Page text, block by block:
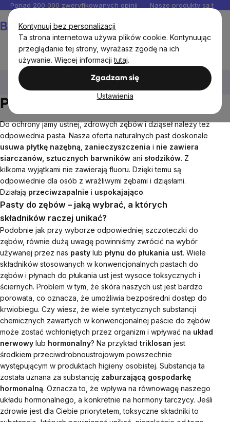
Kontynuuj bez personalizacji
Ta strona internetowa używa plików cookie. Kontynuując
przeglądanie tej strony, wyrażasz zgodę na ich
używanie. Więcej informacjitutaj.
Zgadzam się
Ustawienia
Przejść
do
treści
Ponad 200 000 zweryfikowanych opinii Nasze produkty są
Kosmetyki i drogeria
Kosmetyki pielęgnacyjne
Pielęgnacja zębów
Pasty do zębów
Do ochrony jamy ustnej, zdrowych zębów i dziąseł należy też
odpowiednia pasta. Nasza oferta naturalnych past doskonale
usuwa płytkę nazębną zanieczyszczenia i nie zawiera
siarczanów, sztucznych barwników ani słodzików. Z
kilkoma wyjątkami nie zawierają fluoru. Dzięki temu są
odpowiednie dla osób z wrażliwymi zębami i dziąsłami.
Działają przeciwzapalnie i uspokajająco.
Pasty do zębów – jaką wybrać, a których
składników raczej unikać?
Podobnie jak przy wyborze odpowiedniej szczoteczki do
zębów, równie dużą uwagę powinniśmy zwrócić na wybór
używanej przez nas pasty lub płynu do płukania ust. Wiele
składników stosowanych w konwencjonalnych pastach do
zębów i płynach do płukania ust jest wysoce toksycznych i
ściernych. Problem w tym, że skóra naszych ust jest bardzo
porowata, co oznacza, że ​​umożliwia bezpośredni dostęp do
krwiobiegu. Czy wiesz, że wiele syntetycznych substancji
chemicznych zawartych w konwencjonalnej paście do zębów
może zostać wchłoniętych przez organizm i wpływać na układ
nerwowy lub hormonalny? Na przykład triklosan jest
środkiem przeciwdrobnoustrojowym powszechnie
występującym w produktach higieny osobistej. Substancja ta
została uznana za substancję zaburzającą gospodarkę
hormonalną. Oznacza to, że wpływa na równowagę naszego
układu hormonalnego, a konkretnie na hormony tarczycy. Jeśli
zdrowie jest dla Ciebie priorytetem, toksyczne składniki to